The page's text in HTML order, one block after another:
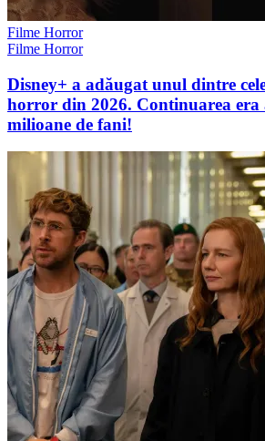
Filme Horror
Filme Horror
Disney+ a adăugat unul dintre
horror din 2026. Continuarea era
milioane de fani!